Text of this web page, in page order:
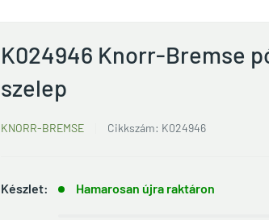
K024946 Knorr-Bremse
szelep
KNORR-BREMSE Cikkszám: K024946
Készlet: Hamarosan újra raktáron